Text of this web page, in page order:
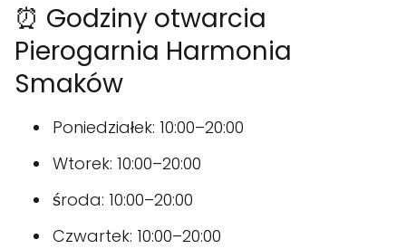
⏰ Godziny otwarcia
Pierogarnia Harmonia
Smaków
Poniedziałek: 10:00–20:00
Wtorek: 10:00–20:00
środa: 10:00–20:00
Czwartek: 10:00–20:00